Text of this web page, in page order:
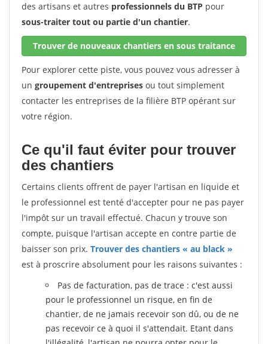
des artisans et autres professionnels du BTP pour
sous-traiter tout ou partie d'un chantier.
Trouver de nouveaux chantiers en sous traitance
Pour explorer cette piste, vous pouvez vous adresser à
un groupement d'entreprises ou tout simplement
contacter les entreprises de la filière BTP opérant sur
votre région.
Ce qu'il faut éviter pour trouver
des chantiers
Certains clients offrent de payer l'artisan en liquide et
le professionnel est tenté d'accepter pour ne pas payer
l'impôt sur un travail effectué. Chacun y trouve son
compte, puisque l'artisan accepte en contre partie de
baisser son prix. Trouver des chantiers « au black »
est à proscrire absolument pour les raisons suivantes :
Pas de facturation, pas de trace : c'est aussi
pour le professionnel un risque, en fin de
chantier, de ne jamais recevoir son dû, ou de ne
pas recevoir ce à quoi il s'attendait. Etant dans